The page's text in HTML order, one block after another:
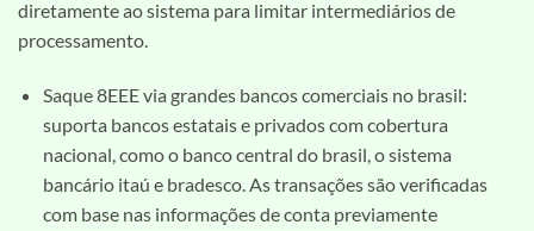
diretamente ao sistema para limitar intermediários de
processamento.
Saque 8EEE via grandes bancos comerciais no brasil:
suporta bancos estatais e privados com cobertura
nacional, como o banco central do brasil, o sistema
bancário itaú e bradesco. As transações são verificadas
com base nas informações de conta previamente